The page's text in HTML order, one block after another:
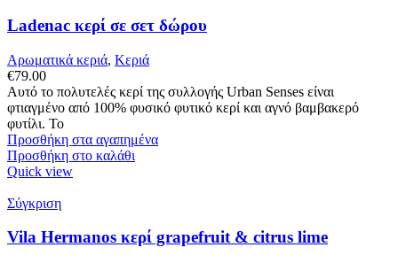
Ladenac κερί σε σετ δώρου
Αρωματικά κεριά, Κεριά
€79.00
Αυτό το πολυτελές κερί της συλλογής Urban Senses είναι
φτιαγμένο από 100% φυσικό φυτικό κερί και αγνό βαμβακερό
φυτίλι. Το
Προσθήκη στα αγαπημένα
Προσθήκη στο καλάθι
Quick view
Σύγκριση
Vila Hermanos κερί grapefruit & citrus lime